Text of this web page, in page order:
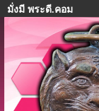
มั่งมี พระดี.คอม